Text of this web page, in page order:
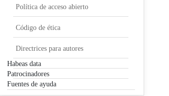
Política de acceso abierto
Código de ética
Directrices para autores
Habeas data
Patrocinadores
Fuentes de ayuda